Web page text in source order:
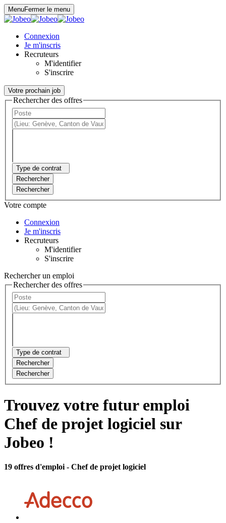
MenuFermer le menu
Connexion
Je m'inscris
Recruteurs
M'identifier
S'inscrire
Votre prochain job
Rechercher des offres
Type de contrat
Rechercher
Rechercher
Votre compte
Connexion
Je m'inscris
Recruteurs
M'identifier
S'inscrire
Rechercher un emploi
Rechercher des offres
Type de contrat
Rechercher
Rechercher
Trouvez votre futur emploi
Chef de projet logiciel sur
Jobeo !
19 offres d'emploi - Chef de projet logiciel
Panneau de gestion des cookies